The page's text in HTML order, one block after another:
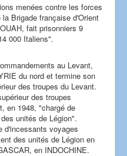
menées contre les forces
Brigade française d'Orient
fait prisonniers 9
000 Italiens".
au Levant,
du nord et termine son
des troupes du Levant.
des troupes
en 1948, "chargé de
unités de Légion".
d'incessants voyages
des unités de Légion en
en INDOCHINE.